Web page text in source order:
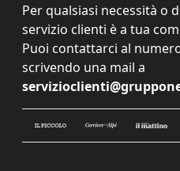
Per qualsiasi necessità o
servizio clienti è a tua
Puoi contattarci al
scrivendo una mail a